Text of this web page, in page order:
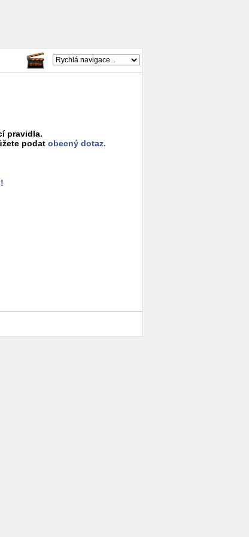
pravidla.
podat obecný dotaz.